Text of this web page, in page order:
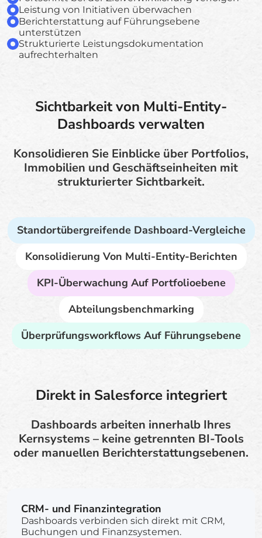
Leistung von Initiativen überwachen
Berichterstattung auf Führungsebene
unterstützen
Strukturierte Leistungsdokumentation
aufrechterhalten
Sichtbarkeit von Multi-Entity-
Dashboards verwalten
Konsolidieren Sie Einblicke über Portfolios,
Immobilien und Geschäftseinheiten mit
strukturierter Sichtbarkeit.
Standortübergreifende Dashboard-Vergleiche
Konsolidierung Von Multi-Entity-Berichten
KPI-Überwachung Auf Portfolioebene
Abteilungsbenchmarking
Überprüfungsworkflows Auf Führungsebene
Direkt in Salesforce integriert
Dashboards arbeiten innerhalb Ihres
Kernsystems – keine getrennten BI-Tools
oder manuellen Berichterstattungsebenen.
CRM- und Finanzintegration
Dashboards verbinden sich direkt mit CRM,
Buchungen und Finanzsystemen.